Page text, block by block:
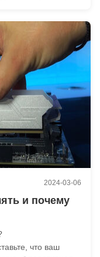
о
защиты данных.
2024-03-06
и почему
что ваш